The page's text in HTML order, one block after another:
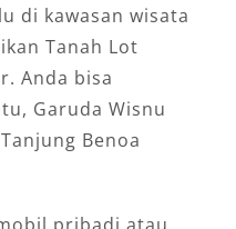
di kawasan wisata
Tanah Lot
Anda bisa
Garuda Wisnu
Benoa